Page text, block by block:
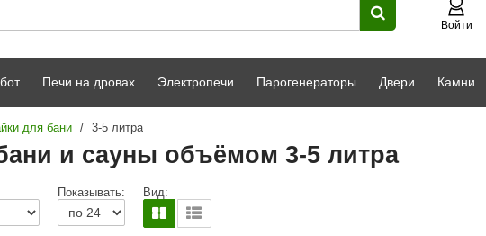
Войти
Печи на дровах Электропечи Парогенераторы Двери Камни
для бани / 3-5 литра
и сауны объёмом 3-5 литра
Показывать: Вид: